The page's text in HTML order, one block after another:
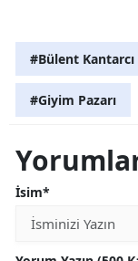
#Bülent Kantarcı
#Giyim Pazarı
İsim*